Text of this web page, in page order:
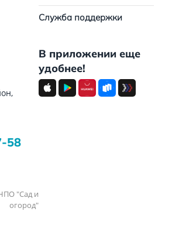
Служба поддержки
58
"Сад и
огород"
В приложении еще
удобнее!